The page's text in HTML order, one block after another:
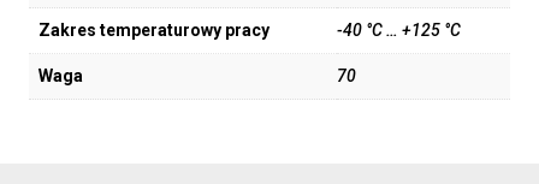
Zakres temperaturowy pracy -40 °C … +125 °C
Waga 70